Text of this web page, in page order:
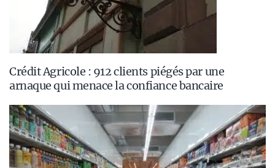
Crédit Agricole : 912 clients piégés par une
arnaque qui menace la confiance bancaire